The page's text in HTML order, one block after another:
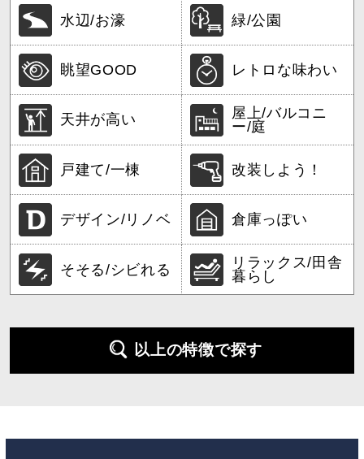
水辺/お濠 緑/公園
眺望GOOD レトロな味わい
天井が高い
屋上/バルコニ
ー/庭
戸建て/一棟 改装しよう！
デザイン/リノベ 倉庫っぽい
そそる/シビれる
リラックス/田舎
暮らし
以上の特徴で探す